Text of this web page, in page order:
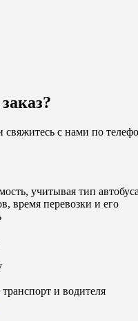
свяжитесь с нами по
учитывая тип
время перевозки и его
и водителя